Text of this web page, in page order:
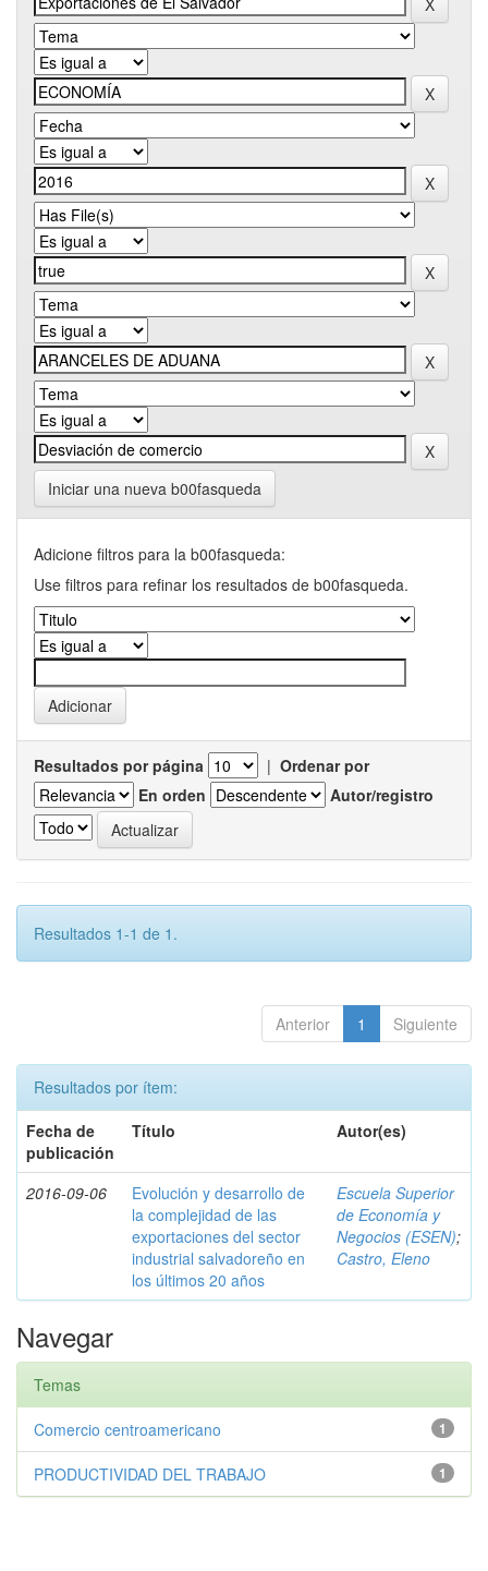
Iniciar una nueva b00fasqueda
Adicione filtros para la b00fasqueda:
Use filtros para refinar los resultados de b00fasqueda.
Resultados por página | Ordenar por
En orden
Autor/registro
Resultados 1-1 de 1.
Anterior 1 Siguiente
Resultados por ítem:
Fecha de
publicación
Título Autor(es)
2016-09-06
Evolución y desarrollo de
la complejidad de las
exportaciones del sector
industrial salvadoreño en
los últimos 20 años
Escuela Superior
de Economía y
Negocios (ESEN);
Castro, Eleno
Navegar
Temas
1
Comercio centroamericano
1
PRODUCTIVIDAD DEL TRABAJO